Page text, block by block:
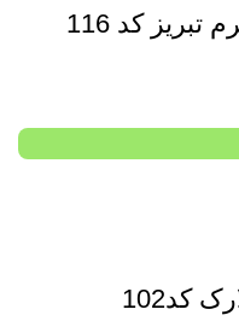
کد 116
کد102